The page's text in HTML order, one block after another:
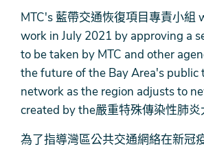
MTC's 藍帶交通恢復項目專責小組
work in July 2021 by approving a
to be taken by MTC and other
the future of the Bay Area's public
network as the region adjusts to
created by the嚴重特殊傳染性肺炎
為了指導灣區公共交通網絡在新冠